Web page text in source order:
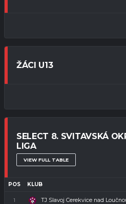
ŽÁCI U13
SELECT 8. SVITAVSKÁ
LIGA
VIEW FULL TABLE
POS KLUB
1 TJ Slavoj Cerekvice nad